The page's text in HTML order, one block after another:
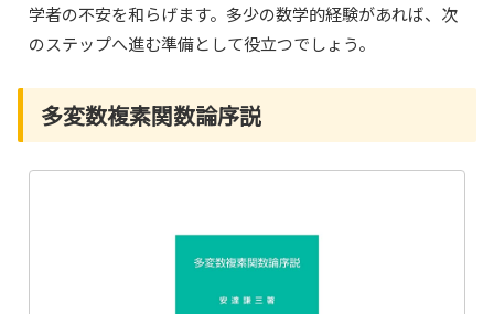
学者の不安を和らげます。多少の数学的経験があれば、次
のステップへ進む準備として役立つでしょう。
多変数複素関数論序説